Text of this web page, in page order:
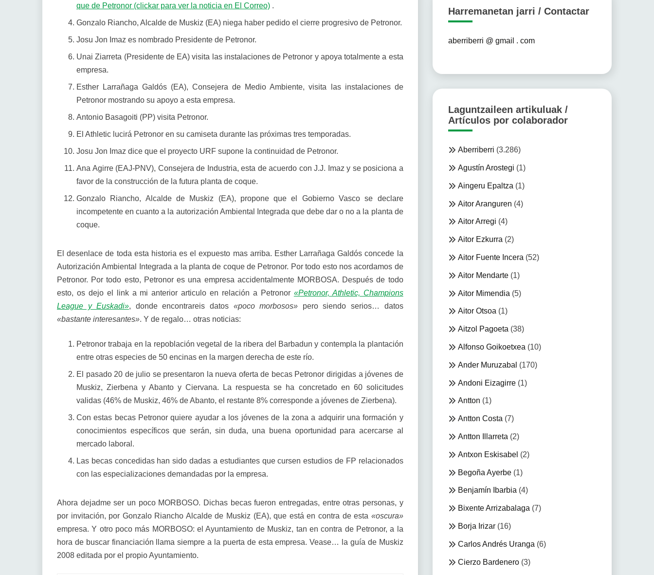
que de Petronor (clickar para ver la noticia en El Correo) .
Gonzalo Riancho, Alcalde de Muskiz (EA) niega haber pedido el cierre progresivo de Petronor.
Josu Jon Imaz es nombrado Presidente de Petronor.
Unai Ziarreta (Presidente de EA) visita las instalaciones de Petronor y apoya totalmente a esta
empresa.
Esther Larrañaga Galdós (EA), Consejera de Medio Ambiente, visita las instalaciones de
Petronor mostrando su apoyo a esta empresa.
Antonio Basagoiti (PP) visita Petronor.
El Athletic lucirá Petronor en su camiseta durante las próximas tres temporadas.
Josu Jon Imaz dice que el proyecto URF supone la continuidad de Petronor.
Ana Agirre (EAJ-PNV), Consejera de Industria, esta de acuerdo con J.J. Imaz y se posiciona a
favor de la construcción de la futura planta de coque.
Gonzalo Riancho, Alcalde de Muskiz (EA), propone que el Gobierno Vasco se declare
incompetente en cuanto a la autorización Ambiental Integrada que debe dar o no a la planta de
coque.
El desenlace de toda esta historia es el expuesto mas arriba. Esther Larrañaga Galdós concede la
Autorización Ambiental Integrada a la planta de coque de Petronor. Por todo esto nos acordamos de
Petronor. Por todo esto, Petronor es una empresa accidentalmente MORBOSA. Después de todo
esto, os dejo el link a mi anterior articulo en relación a Petronor «Petronor, Athletic, Champions
League y Euskadi», donde encontrareis datos «poco morbosos» pero siendo serios… datos
«bastante interesantes». Y de regalo… otras noticias:
Petronor trabaja en la repoblación vegetal de la ribera del Barbadun y contempla la plantación
entre otras especies de 50 encinas en la margen derecha de este río.
El pasado 20 de julio se presentaron la nueva oferta de becas Petronor dirigidas a jóvenes de
Muskiz, Zierbena y Abanto y Ciervana. La respuesta se ha concretado en 60 solicitudes
validas (46% de Muskiz, 46% de Abanto, el restante 8% corresponde a jóvenes de Zierbena).
Con estas becas Petronor quiere ayudar a los jóvenes de la zona a adquirir una formación y
conocimientos específicos que serán, sin duda, una buena oportunidad para acercarse al
mercado laboral.
Las becas concedidas han sido dadas a estudiantes que cursen estudios de FP relacionados
con las especializaciones demandadas por la empresa.
Ahora dejadme ser un poco MORBOSO. Dichas becas fueron entregadas, entre otras personas, y
por invitación, por Gonzalo Riancho Alcalde de Muskiz (EA), que está en contra de esta «oscura»
empresa. Y otro poco más MORBOSO: el Ayuntamiento de Muskiz, tan en contra de Petronor, a la
hora de buscar financiación llama siempre a la puerta de esta empresa. Vease… la guía de Muskiz
2008 editada por el propio Ayuntamiento.
Harremanetan jarri / Contactar
aberriberri @ gmail . com
Laguntzaileen artikuluak /
Artículos por colaborador
Aberriberri (3.286)
Agustín Arostegi (1)
Aingeru Epaltza (1)
Aitor Aranguren (4)
Aitor Arregi (4)
Aitor Ezkurra (2)
Aitor Fuente Incera (52)
Aitor Mendarte(1)
Aitor Mimendia (5)
Aitor Otsoa (1)
Aitzol Pagoeta (38)
Alfonso Goikoetxea (10)
Ander Muruzabal (170)
Andoni Eizagirre(1)
Antton (1)
Antton Costa (7)
Antton Illarreta (2)
Antxon Eskisabel (2)
Begoña Ayerbe(1)
Benjamín Ibarbia (4)
Bixente Arrizabalaga (7)
Borja Irizar(16)
Carlos Andrés Uranga (6)
Cierzo Bardenero(3)